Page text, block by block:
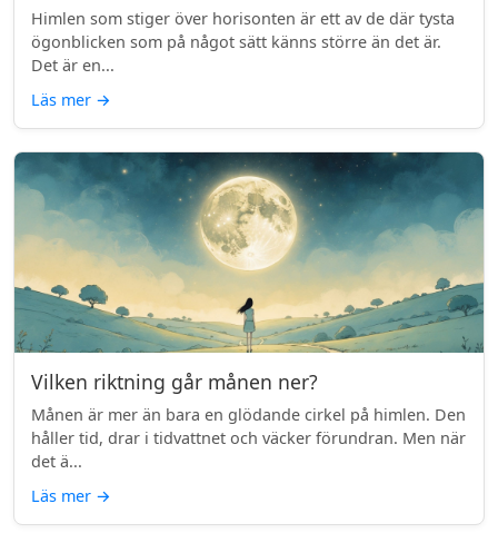
Himlen som stiger över horisonten är ett av de där tysta
ögonblicken som på något sätt känns större än det är.
Det är en...
Läs mer →
Vilken riktning går månen ner?
Månen är mer än bara en glödande cirkel på himlen. Den
håller tid, drar i tidvattnet och väcker förundran. Men när
det ä...
Läs mer →